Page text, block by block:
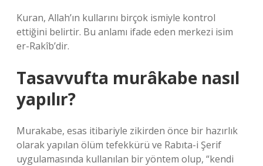
Kuran, Allah’ın kullarını birçok ismiyle kontrol
ettiğini belirtir. Bu anlamı ifade eden merkezi isim
er-Rakîb’dir.
Tasavvufta murâkabe nasıl
yapılır?
Murakabe, esas itibariyle zikirden önce bir hazırlık
olarak yapılan ölüm tefekkürü ve Rabıta-i Şerif
uygulamasında kullanılan bir yöntem olup, “kendi